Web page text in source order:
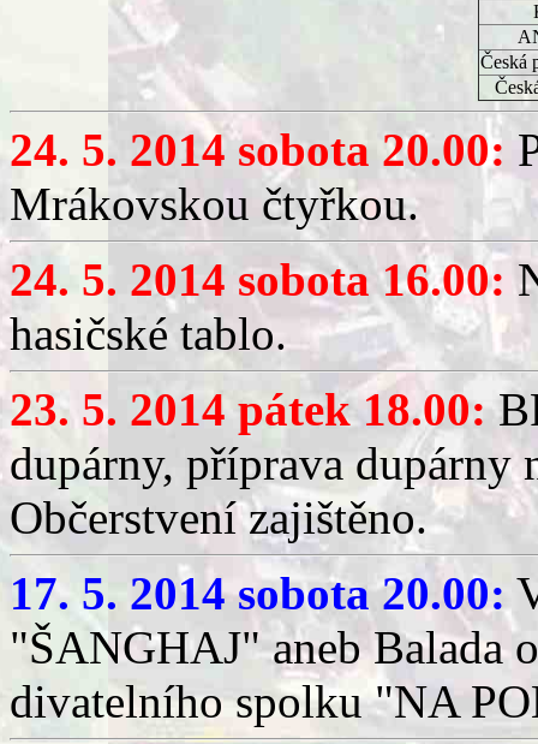
Česká
24. 5. 2014 sobota 20.00:
Mrákovskou čtyřkou.
24. 5. 2014 sobota 16.00:
hasičské tablo.
23. 5. 2014 pátek 18.00:
dupárny, příprava dupárny
Občerstvení zajištěno.
17. 5. 2014 sobota 20.00:
"ŠANGHAJ" aneb Balada
divatelního spolku "NA